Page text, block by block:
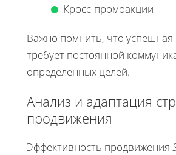
Кросс-промоакции
Важно помнить, что успешная
требует постоянной
определенных целей.
Анализ и адаптация
продвижения
Эффективность продвижения